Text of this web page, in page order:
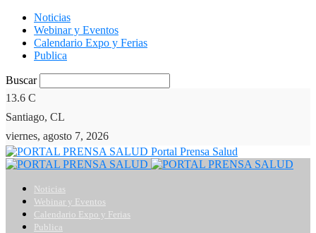
Noticias
Webinar y Eventos
Calendario Expo y Ferias
Publica
Buscar
13.6 C
Santiago, CL
viernes, agosto 7, 2026
Portal Prensa Salud
Noticias
Webinar y Eventos
Calendario Expo y Ferias
Publica